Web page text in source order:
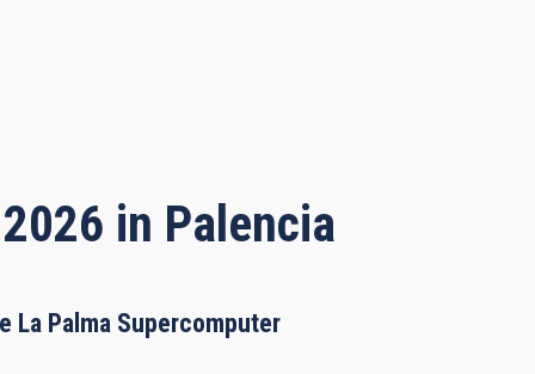
in Palencia
La Palma Supercomputer